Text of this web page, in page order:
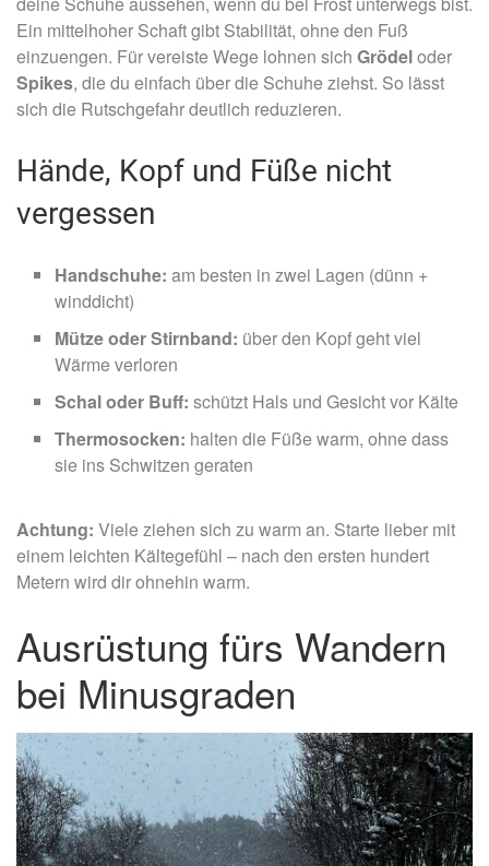
Ein mittelhoher Schaft gibt Stabilität, ohne den Fuß
einzuengen. Für vereiste Wege lohnen sich Grödeloder
Spikes, die du einfach über die Schuhe ziehst. So lässt
sich die Rutschgefahr deutlich reduzieren.
Hände, Kopf und Füße nicht
vergessen
Handschuhe: am besten in zwei Lagen (dünn +
winddicht)
Mütze oder Stirnband: über den Kopf geht viel
Wärme verloren
Schal oder Buff: schützt Hals und Gesicht vor Kälte
Thermosocken: halten die Füße warm, ohne dass
sie ins Schwitzen geraten
Achtung: Viele ziehen sich zu warm an. Starte lieber mit
einem leichten Kältegefühl – nach den ersten hundert
Metern wird dir ohnehin warm.
Ausrüstung fürs Wandern
bei Minusgraden